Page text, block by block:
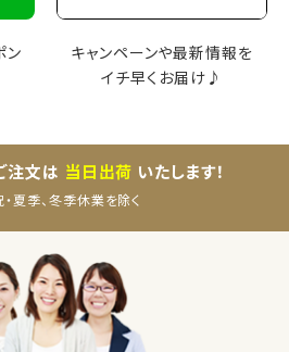
ン
キャンペーンや最新情報を
イチ早くお届け♪
注文は 当日出荷 いたします！
夏季、冬季休業を除く